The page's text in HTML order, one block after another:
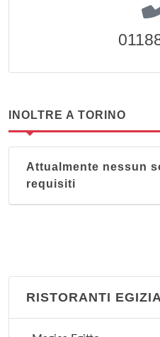
INOLTRE A TORINO
Attualmente nessun
requisiti
RISTORANTI